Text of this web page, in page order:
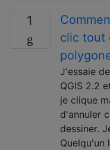
1
clic tout
J'essaie
QGIS 2.2
je clique
d'annuler
dessiner.
Quelqu'un